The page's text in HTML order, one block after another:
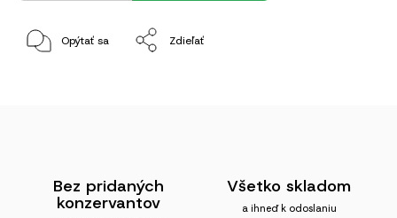
Opýtať sa Zdieľať
Bez pridaných
konzervantov
Všetko skladom
a ihneď k odoslaniu